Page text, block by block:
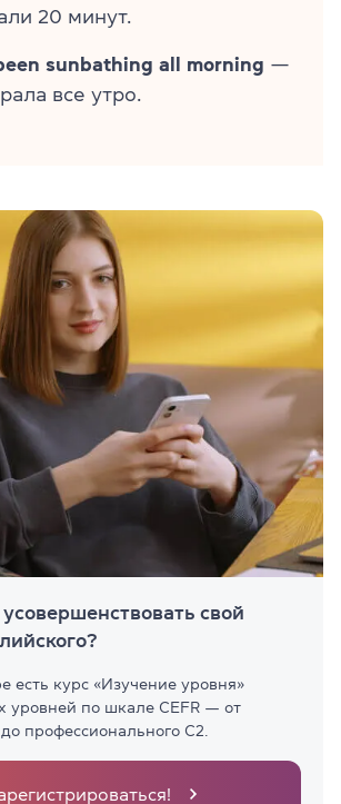
20 минут.
sunbathing all morning —
все утро.
свой
есть курс «Изучение уровня»
уровней по шкале CEFR — от
профессионального С2.